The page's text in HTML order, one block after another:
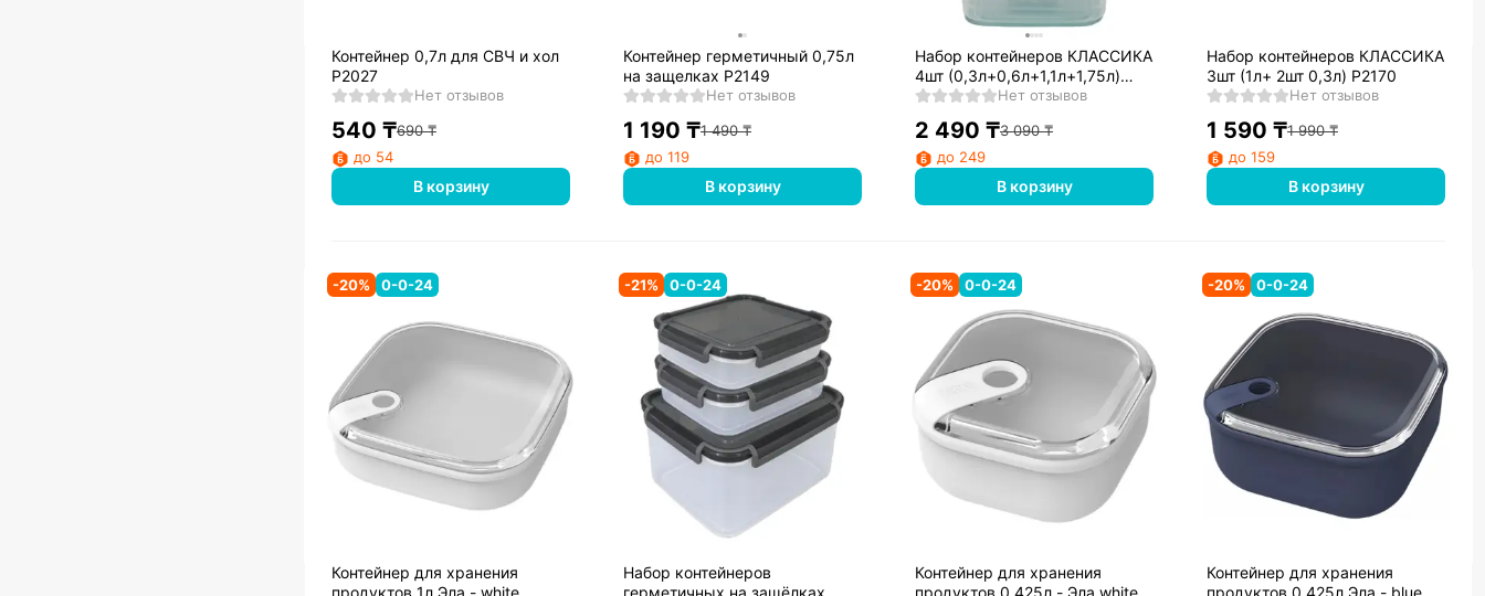
Контейнер 0,7л для СВЧ и хол
Р2027
Нет отзывов
540 ₸690₸
до 54
В корзину
Контейнер герметичный 0,75л
на защелках Р2149
Нет отзывов
1 190 ₸1 490₸
до 119
В корзину
Набор контейнеров КЛАССИКА
4шт (0,3л+0,6л+1,1л+1,75л)
Р2175
Нет отзывов
2 490 ₸3 090₸
до 249
В корзину
Набор контейнеров КЛАССИКА
3шт (1л+ 2шт 0,3л) Р2170
Нет отзывов
1 590 ₸1 990₸
до 159
В корзину
-20% 0-0-24
Контейнер для хранения
продуктов 1л Эла - white
-21% 0-0-24
Набор контейнеров
герметичных на защёлках
-20% 0-0-24
Контейнер для хранения
продуктов 0,425л - Эла white
-20% 0-0-24
Контейнер для хранения
продуктов 0,425л Эла - blue